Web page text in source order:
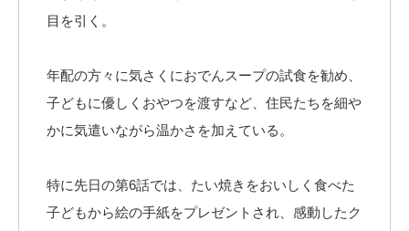
目を引く。
年配の方々に気さくにおでんスープの試食を勧め、
子どもに優しくおやつを渡すなど、住民たちを細や
かに気遣いながら温かさを加えている。
特に先日の第6話では、たい焼きをおいしく食べた
子どもから絵の手紙をプレゼントされ、感動したク